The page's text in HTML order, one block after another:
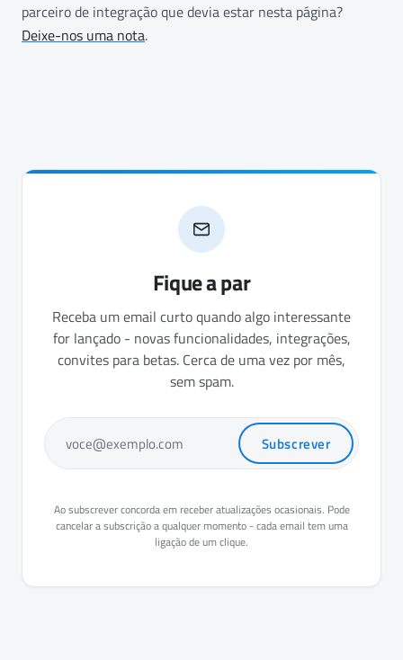
parceiro de integração que devia estar nesta página?
Deixe-nos uma nota.
Fique a par
Receba um email curto quando algo interessante
for lançado - novas funcionalidades, integrações,
convites para betas. Cerca de uma vez por mês,
sem spam.
voce@exemplo.com Subscrever
Ao subscrever concorda em receber atualizações ocasionais. Pode
cancelar a subscrição a qualquer momento - cada email tem uma
ligação de um clique.